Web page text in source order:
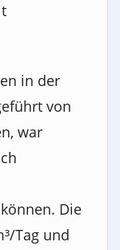
in der
von
war
Die
Tag und